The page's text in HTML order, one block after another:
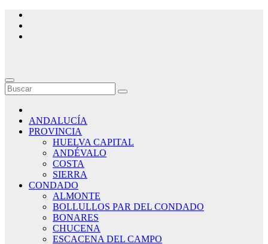
Saltar
contenido
ANDALUCÍA
PROVINCIA
HUELVA CAPITAL
ANDÉVALO
COSTA
SIERRA
CONDADO
ALMONTE
BOLLULLOS PAR DEL CONDADO
BONARES
CHUCENA
ESCACENA DEL CAMPO